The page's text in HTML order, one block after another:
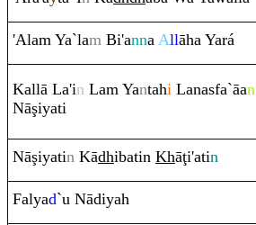
'Alam Ya`lam Bi'anna Allāha Yará
Kallā La'in Lam Yantahi Lanasfa`āan
Nāşiyati
Nāşiyatin Kādhibatin Khāţi'atin
Falyad`u Nādiyah